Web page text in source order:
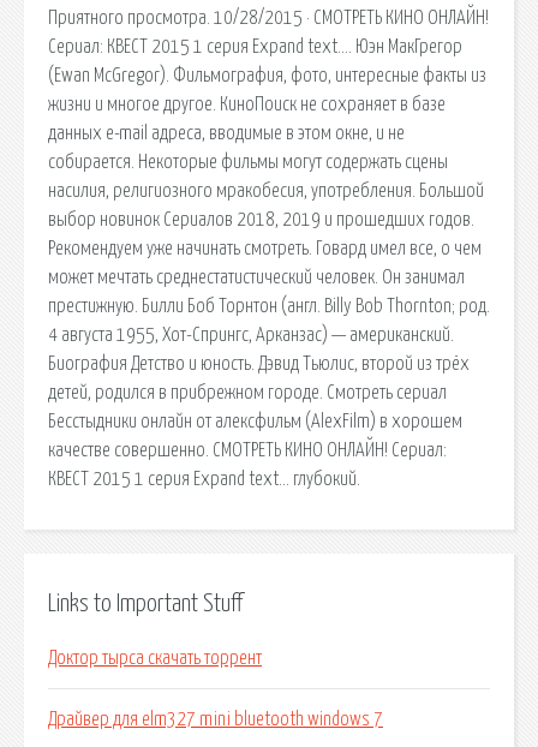
Приятного просмотра. 10/28/2015 · СМОТРЕТЬ КИНО ОНЛАЙН!
Сериал: КВЕСТ 2015 1 серия Expand text…. Юэн МакГрегор
(Ewan McGregor). Фильмография, фото, интересные факты из
жизни и многое другое. КиноПоиск не сохраняет в базе
данных e-mail адреса, вводимые в этом окне, и не
собирается. Некоторые фильмы могут содержать сцены
насилия, религиозного мракобесия, употребления. Большой
выбор новинок Сериалов 2018, 2019 и прошедших годов.
Рекомендуем уже начинать смотреть. Говард имел все, о чем
может мечтать среднестатистический человек. Он занимал
престижную. Билли Боб Торнтон (англ. Billy Bob Thornton; род.
4 августа 1955, Хот-Спрингс, Арканзас) — американский.
Биография Детство и юность. Дэвид Тьюлис, второй из трёх
детей, родился в прибрежном городе. Смотреть сериал
Бесстыдники онлайн от алексфильм (AlexFilm) в хорошем
качестве совершенно. СМОТРЕТЬ КИНО ОНЛАЙН! Сериал:
КВЕСТ 2015 1 серия Expand text… глубокий.
Links to Important Stuff
Доктор тырса скачать торрент
Драйвер для elm327 mini bluetooth windows 7